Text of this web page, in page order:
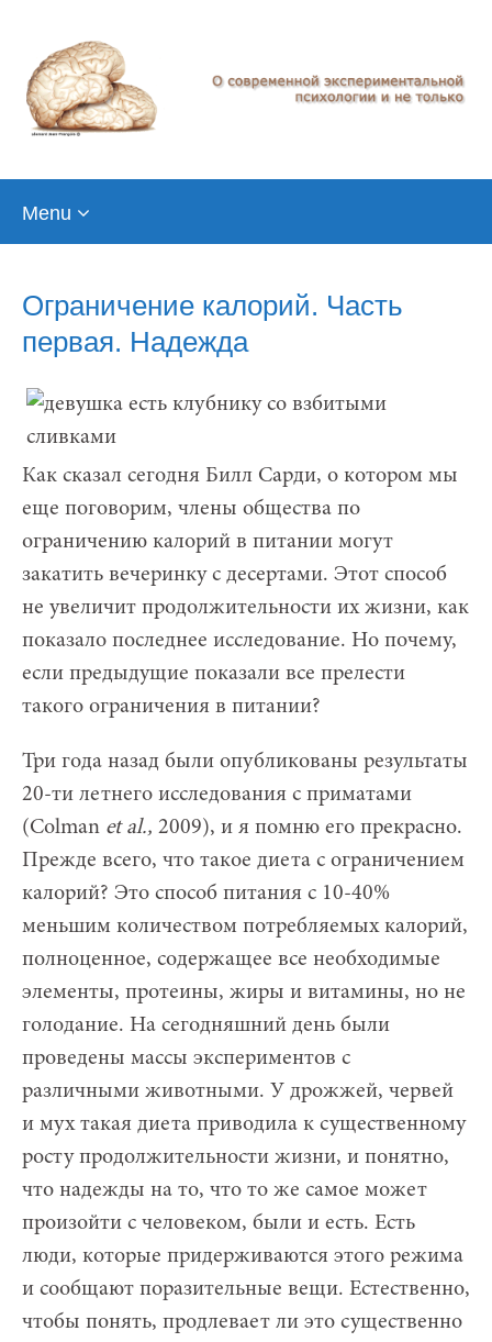
Menu
Ограничение калорий. Часть
первая. Надежда
Как сказал сегодня Билл Сарди, о котором мы
еще поговорим, члены общества по
ограничению калорий в питании могут
закатить вечеринку с десертами. Этот способ
не увеличит продолжительности их жизни, как
показало последнее исследование. Но почему,
если предыдущие показали все прелести
такого ограничения в питании?
Три года назад были опубликованы результаты
20-ти летнего исследования с приматами
(Colman et al., 2009), и я помню его прекрасно.
Прежде всего, что такое диета с ограничением
калорий? Это способ питания с 10-40%
меньшим количеством потребляемых калорий,
полноценное, содержащее все необходимые
элементы, протеины, жиры и витамины, но не
голодание. На сегодняшний день были
проведены массы экспериментов с
различными животными. У дрожжей, червей
и мух такая диета приводила к существенному
росту продолжительности жизни, и понятно,
что надежды на то, что то же самое может
произойти с человеком, были и есть. Есть
люди, которые придерживаются этого режима
и сообщают поразительные вещи. Естественно,
чтобы понять, продлевает ли это существенно